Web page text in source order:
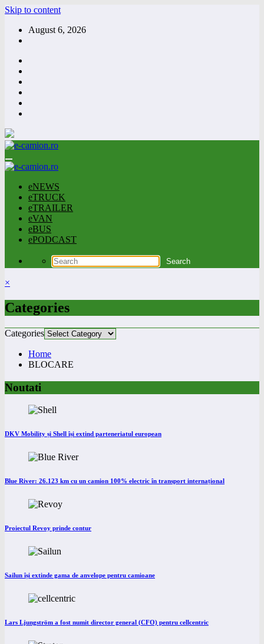
Skip to content
August 6, 2026
eNEWS
eTRUCK
eTRAILER
eVAN
eBUS
ePODCAST
×
Categories
Categories
Home
BLOCARE
Noutati
DKV Mobility și Shell își extind parteneriatul european
Blue River: 26.123 km cu un camion 100% electric în transport internațional
Proiectul Revoy prinde contur
Sailun își extinde gama de anvelope pentru camioane
Lars Ljungström a fost numit director general (CFO) pentru cellcentric